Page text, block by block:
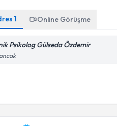
1 Online Görüşme
Psikolog Gülseda Özdemir